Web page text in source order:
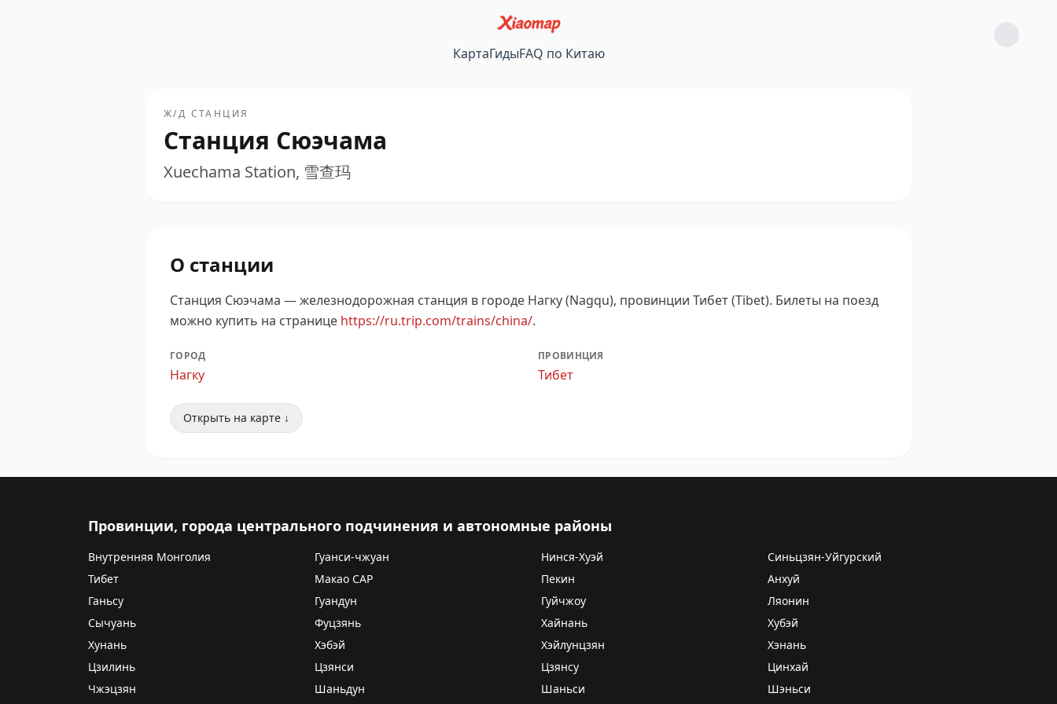
КартаГидыFAQ по Китаю
Ж/Д СТАНЦИЯ
Станция Сюэчама
Xuechama Station, 雪查玛
О станции
Станция Сюэчама — железнодорожная станция в городе Нагку (Nagqu), провинции Тибет (Tibet). Билеты на поезд
можно купить на странице https://ru.trip.com/trains/china/.
ГОРОД
Нагку
ПРОВИНЦИЯ
Тибет
Открыть на карте ↓
Провинции, города центрального подчинения и автономные районы
Внутренняя Монголия Гуанси-чжуан Нинся-Хуэй
Синьцзян-Уйгурский
Тибет
Макао САР Пекин
Анхуй
Ганьсу
Гуандун Гуйчжоу
Ляонин
Сычуань
Фуцзянь Хайнань
Хубэй
Хунань
Хэбэй Хэйлунцзян
Хэнань
Цзилинь
Цзянси Цзянсу
Цинхай
Чжэцзян
Шаньдун Шаньси
Шэньси